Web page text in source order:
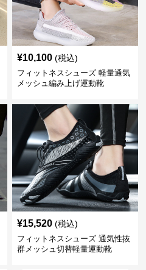
¥10,100 (税込)
フィットネスシューズ 軽量通気
メッシュ編み上げ運動靴
¥15,520 (税込)
フィットネスシューズ 通気性抜
群メッシュ切替軽量運動靴